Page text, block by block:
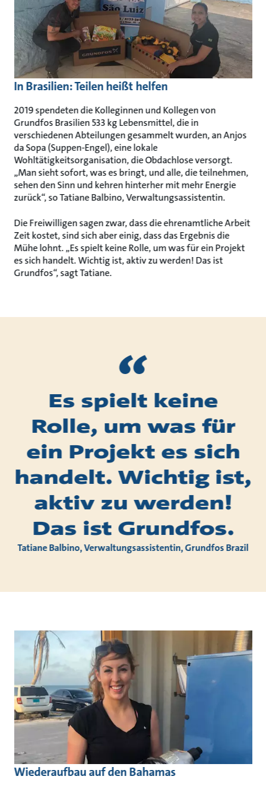
In Brasilien: Teilen heißt helfen
2019 spendeten die Kolleginnen und Kollegen von
Grundfos Brasilien 533 kg Lebensmittel, die in
verschiedenen Abteilungen gesammelt wurden, an Anjos
da Sopa (Suppen-Engel), eine lokale
Wohltätigkeitsorganisation, die Obdachlose versorgt.
„Man sieht sofort, was es bringt, und alle, die teilnehmen,
sehen den Sinn und kehren hinterher mit mehr Energie
zurück“, so Tatiane Balbino, Verwaltungsassistentin.
Die Freiwilligen sagen zwar, dass die ehrenamtliche Arbeit
Zeit kostet, sind sich aber einig, dass das Ergebnis die
Mühe lohnt. „Es spielt keine Rolle, um was für ein Projekt
es sich handelt. Wichtig ist, aktiv zu werden! Das ist
Grundfos“, sagt Tatiane.
Es spielt keine
Rolle, um was für
ein Projekt es sich
handelt. Wichtig ist,
aktiv zu werden!
Das ist Grundfos.
Tatiane Balbino, Verwaltungsassistentin, Grundfos Brazil
Wiederaufbau auf den Bahamas